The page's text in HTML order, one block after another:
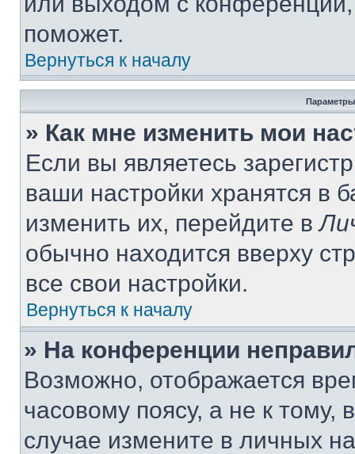
поможет.
Вернуться к началу
Параметры
» Как мне изменить мои
Если вы являетесь
ваши настройки хранятся в
изменить их, перейдите в
обычно находится вверху
все свои настройки.
Вернуться к началу
» На конференции
Возможно, отображается
часовому поясу, а не к тому,
случае измените в личных